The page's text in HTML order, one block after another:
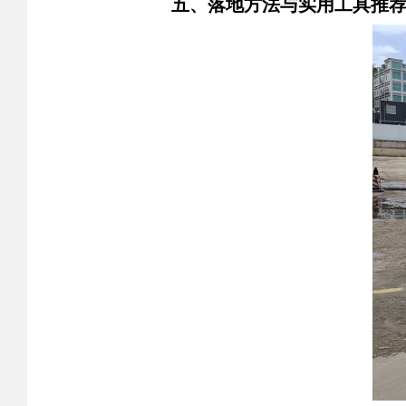
五、落地方法与实用工具推荐